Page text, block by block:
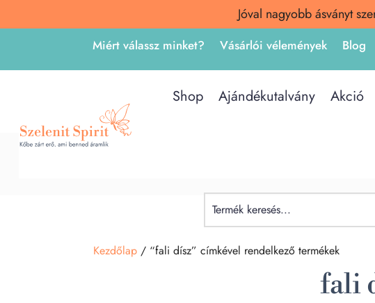
Jóval nagyobb ásványt
Miért válassz minket? Vásárlói vélemények Blog
Shop Ajándékutalvány Akció
Kezdőlap / “fali dísz” címkével rendelkező termékek
fali